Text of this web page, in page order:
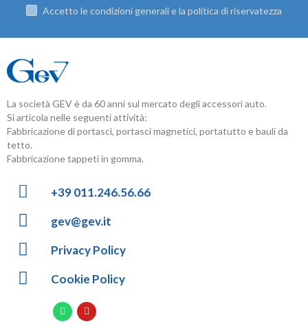
Accetto le condizioni generali e la politica di riservatezza
La società GEV è da 60 anni sul mercato degli accessori auto.
Si articola nelle seguenti attività:
Fabbricazione di portasci, portasci magnetici, portatutto e bauli da
tetto.
Fabbricazione tappeti in gomma.
+39 011.246.56.66
gev@gev.it
Privacy Policy
Cookie Policy